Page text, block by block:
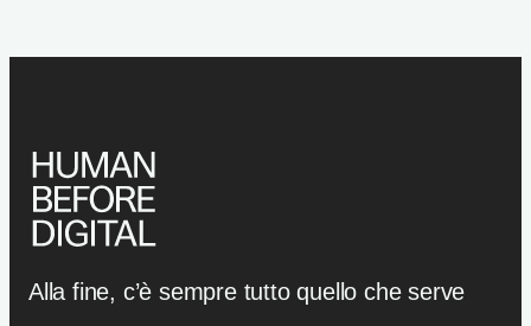
Alla fine, c’è sempre tutto quello che serve